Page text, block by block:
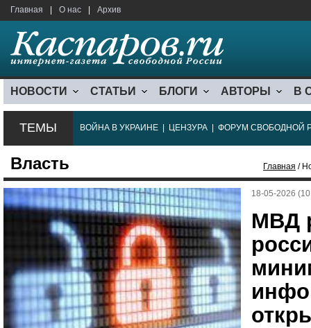
Главная О нас Архив
НОВОСТИ СТАТЬИ БЛОГИ АВТОРЫ В
ТЕМЫ ВОЙНА В УКРАИНЕ ЦЕНЗУРА ФОРУМ СВОБОДНОЙ
Власть Главная /
18-05-2026
МВД